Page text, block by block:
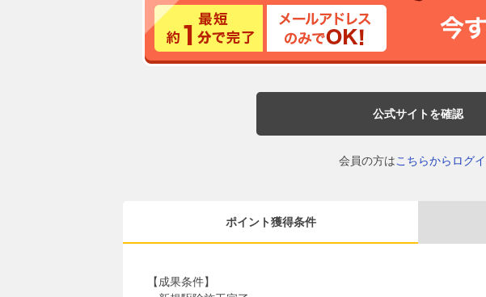
公式サイトを確認
会員の方はこちらからログ
ポイント獲得条件
【成果条件】